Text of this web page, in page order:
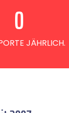
JÄHRLICH.
0